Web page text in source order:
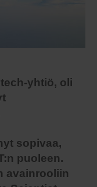
yhtiö, oli
sopivaa,
puoleen.
avainrooliin